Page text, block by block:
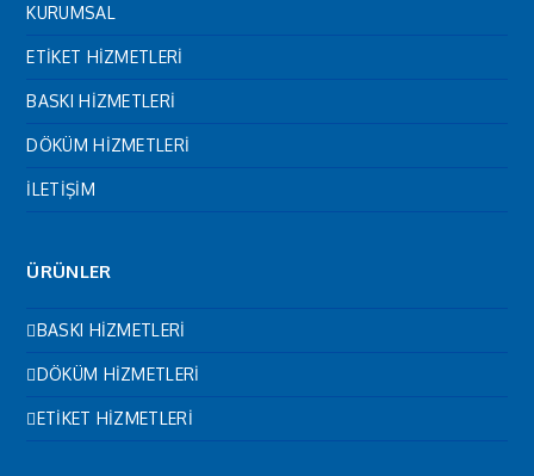
KURUMSAL
ETİKET HİZMETLERİ
BASKI HİZMETLERİ
DÖKÜM HİZMETLERİ
İLETİŞİM
ÜRÜNLER
BASKI HİZMETLERİ
DÖKÜM HİZMETLERİ
ETİKET HİZMETLERİ